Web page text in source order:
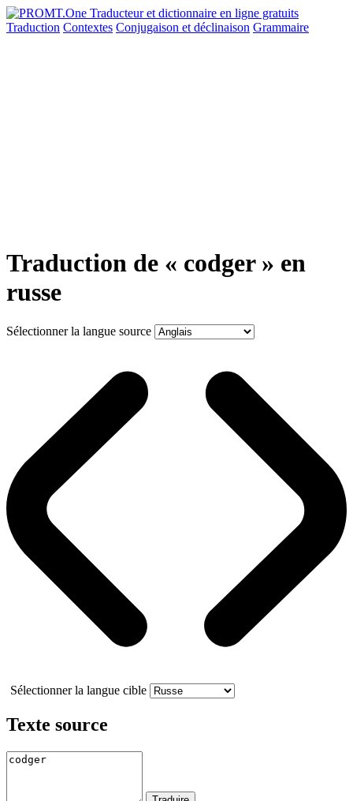
Traduction Contextes Conjugaison et déclinaison Grammaire
Traduction de « codger » en
russe
Sélectionner la langue source
Sélectionner la langue cible
Texte source